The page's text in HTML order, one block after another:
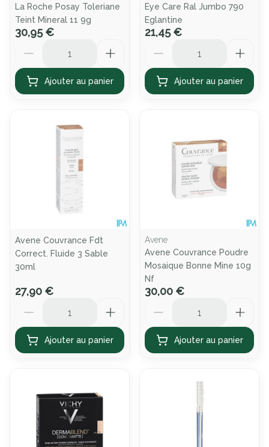
La Roche Posay Toleriane
Teint Mineral 11 9g
30,95 €
Ajouter au panier
Eye Care Ral Jumbo 790
Eglantine
21,45 €
Ajouter au panier
Avene Couvrance Fdt
Correct. Fluide 3 Sable
30ml
27,90 €
Ajouter au panier
Avene
Avene Couvrance Poudre
Mosaique Bonne Mine 10g
Nf
30,00 €
Ajouter au panier